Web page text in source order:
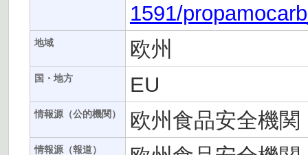
1591/
地域 欧州
国・地方 EU
情報源（公的機関） 欧州食品安全機関
情報源（報道）